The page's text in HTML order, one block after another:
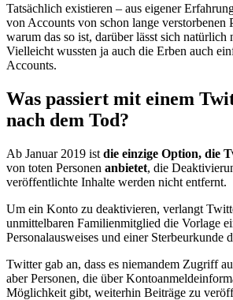
Tatsächlich existieren – aus eigener
von Accounts von schon lange verstorbenen
warum das so ist, darüber lässt sich natürlich
Vielleicht wussten ja auch die Erben auch
Accounts.
Was passiert mit einem
nach dem Tod?
Ab Januar 2019 ist die einzige Option, die
von toten Personen anbietet, die
veröffentlichte Inhalte werden nicht entfernt.
Um ein Konto zu deaktivieren, verlangt
unmittelbaren Familienmitglied die Vorlage
Personalausweises und einer Sterbeurkunde
Twitter gab an, dass es niemandem Zugriff
aber Personen, die über
Möglichkeit gibt, weiterhin Beiträge zu